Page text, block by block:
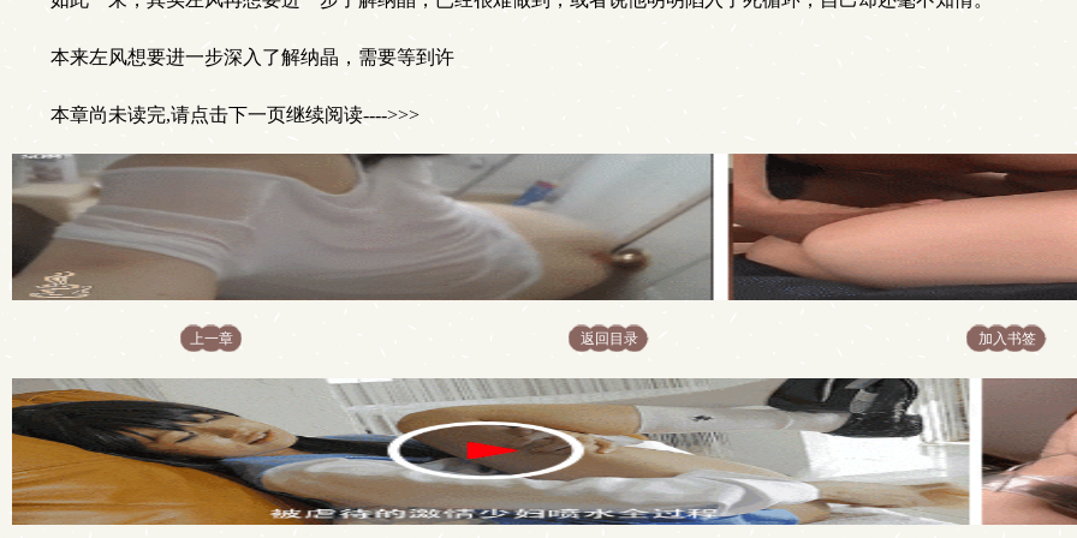
本来左风想要进一步深入了解纳晶，需要等到许
本章尚未读完,请点击下一页继续阅读---->>>
上一章 返回目录 加入书签